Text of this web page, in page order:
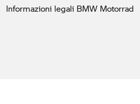
Informazioni legali BMW Motorrad